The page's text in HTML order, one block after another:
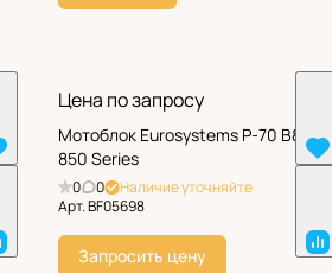
Цена по запросу
Мотоблок Eurosystems P-70 B&S
850 Series
0 0
Наличие уточняйте
Арт.BF05698
Запросить цену